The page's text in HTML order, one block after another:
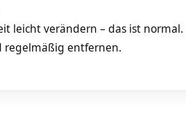
leicht verändern – das ist normal.
regelmäßig entfernen.